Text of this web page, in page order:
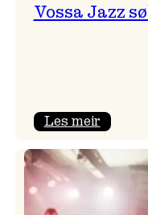
Vossa Jazz
Les meir:
Jazz
søkjer